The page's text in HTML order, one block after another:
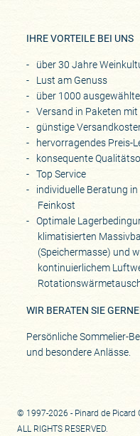
IHRE VORTEILE BEI UNS
über 30 Jahre
Lust am Genuss
über 1000
Versand in Paketen
günstige
hervorragendes Preis-
konsequente
Top Service
individuelle Beratung
Feinkost
Optimale
klimatisierten
(Speichermasse) und
kontinuierlichem
WIR BERATEN SIE
Persönliche Sommelier-
und besondere Anlässe.
© 1997-2026 - Pinard de Picard
ALL RIGHTS RESERVED.